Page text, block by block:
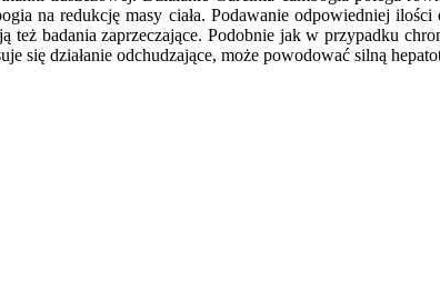
na redukcję masy ciała. Podawanie odpowiedniej
też badania zaprzeczające. Podobnie jak w przypadku
się działanie odchudzające, może powodować silną